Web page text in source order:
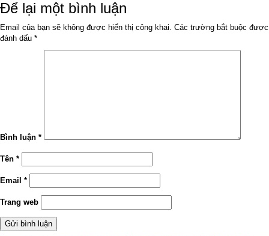
ngày
đầy
đủ
Để lại một bình luận
Email của bạn sẽ không được hiển thị công khai. Các trường bắt buộc được
đánh dấu *
Bình luận *
Tên *
Email *
Trang web